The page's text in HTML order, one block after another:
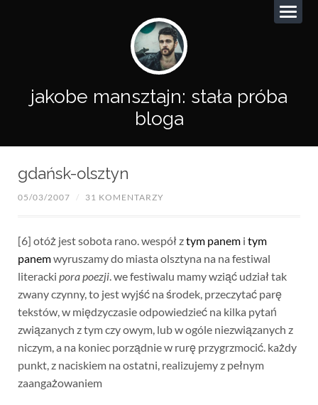
jakobe mansztajn: stała próba
bloga
gdańsk-olsztyn
05/03/2007 / 31 KOMENTARZY
[6] otóż jest sobota rano. wespół ztym panemi tym
panemwyruszamy do miasta olsztyna na na festiwal
literacki pora poezji. we festiwalu mamy wziąć udział tak
zwany czynny, to jest wyjść na środek, przeczytać parę
tekstów, w międzyczasie odpowiedzieć na kilka pytań
związanych z tym czy owym, lub w ogóle niezwiązanych z
niczym, a na koniec porządnie w rurę przygrzmocić. każdy
punkt, z naciskiem na ostatni, realizujemy z pełnym
zaangażowaniem